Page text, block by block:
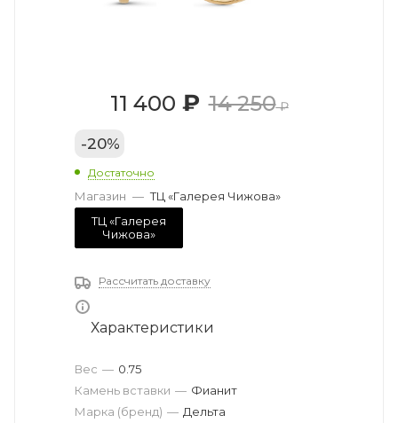
11 400 ₽ 14 250₽
-20%
Достаточно
Магазин — ТЦ «Галерея Чижова»
ТЦ «Галерея
Чижова»
Рассчитать доставку
Характеристики
Марка (бренд) — Дельта
Вес — 0.75
Камень вставки — Фианит